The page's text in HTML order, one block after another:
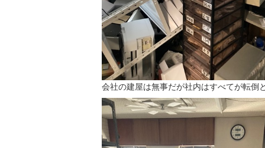
会社の建屋は無事だが社内はすべてが転倒